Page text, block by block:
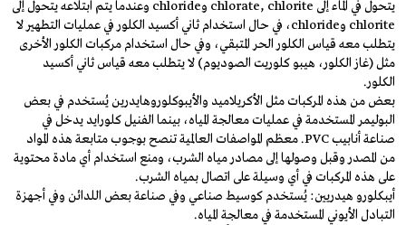
يتحول في الماء إلى chlorate, chlorite وchloride وعندما يتم ابتلاعه يتحول إلى
chlorite وchloride، في حال استخدام ثاني أكسيد الكلور في عمليات التطهير لا
يتطلب معه قياس الكلور الحر المتبقي، وفي حال استخدام مركبات الكلور الأخرى
مثل (غاز الكلور، هيبو كلوريت الصوديوم) لا يتطلب معه قياس ثاني أكسيد
الكلور.
بعض من هذه المركبات مثل الأكريلاميد والأيبوكلوروهايدرين يُستخدم في بعض
البوليمر المستخدمة في عمليات معالجة المياه، بينما الفنيل كلورايد يدخل في
صناعة أنابيب PVC. معظم المواصفات العالمية تنصح بوجوب متابعة هذه المواد
من المصدر وقبل وصولها إلى مصادر مياه الشرب، ومنع استخدام أي مادة محتوية
على هذه المركبات في أي وسيلة على اتصال بمياه الشرب.
أيبكلورو هيدريين: يُستخدم كوسيط صناعي وفي صناعة بعض اللدائن وفي أجهزة
التبادل الأيوني المستخدمة في معالجة المياه.